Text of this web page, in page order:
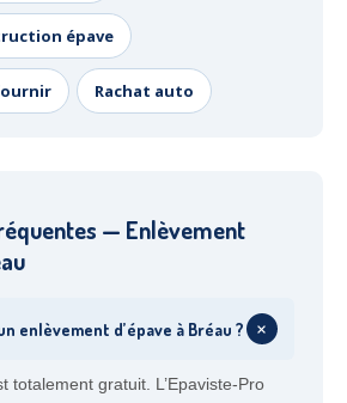
épave
Rachat auto
— Enlèvement
enlèvement d’épave à Bréau ? +
totalement gratuit. L’Epaviste-Pro